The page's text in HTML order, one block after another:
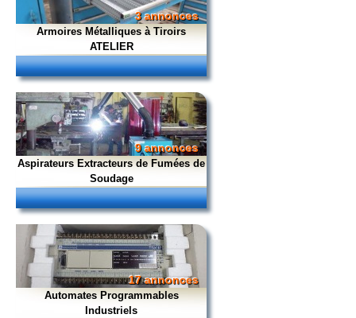
3 annonces
Armoires Métalliques à Tiroirs
ATELIER
9 annonces
Aspirateurs Extracteurs de Fumées de
Soudage
17 annonces
Automates Programmables
Industriels